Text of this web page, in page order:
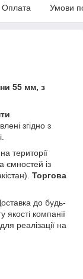
Оплата Умови
55 мм, з
згідно з
території
ємностей із
Торгова
до будь-
компанії
реалізації на